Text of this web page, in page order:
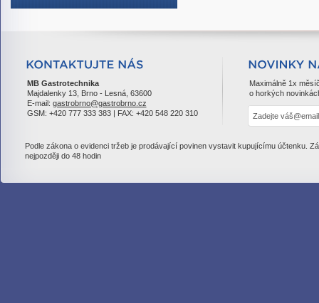
MB Gastrotechnika
Majdalenky 13, Brno - Lesná, 63600
E-mail: gastrobrno@gastrobrno.cz
GSM: +420 777 333 383 | FAX: +420 548 220 310
Maximálně 1x
o horkých
Podle zákona o evidenci tržeb je prodávající povinen vystavit kupujícímu účtenku.
nejpozději do 48 hodin